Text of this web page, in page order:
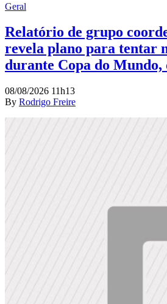
Geral
Relatório de grupo
revela plano para tentar
durante Copa do
08/08/2026 11h13
By Rodrigo Freire